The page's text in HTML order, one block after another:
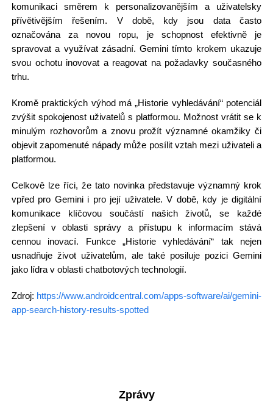
komunikaci směrem k personalizovanějším a uživatelsky
přívětivějším řešením. V době, kdy jsou data často
označována za novou ropu, je schopnost efektivně je
spravovat a využívat zásadní. Gemini tímto krokem ukazuje
svou ochotu inovovat a reagovat na požadavky současného
trhu.
Kromě praktických výhod má „Historie vyhledávání“ potenciál
zvýšit spokojenost uživatelů s platformou. Možnost vrátit se k
minulým rozhovorům a znovu prožít významné okamžiky či
objevit zapomenuté nápady může posílit vztah mezi uživateli a
platformou.
Celkově lze říci, že tato novinka představuje významný krok
vpřed pro Gemini i pro její uživatele. V době, kdy je digitální
komunikace klíčovou součástí našich životů, se každé
zlepšení v oblasti správy a přístupu k informacím stává
cennou inovací. Funkce „Historie vyhledávání“ tak nejen
usnadňuje život uživatelům, ale také posiluje pozici Gemini
jako lídra v oblasti chatbotových technologií.
Zdroj: https://www.androidcentral.com/apps-software/ai/gemini-
app-search-history-results-spotted
Zprávy